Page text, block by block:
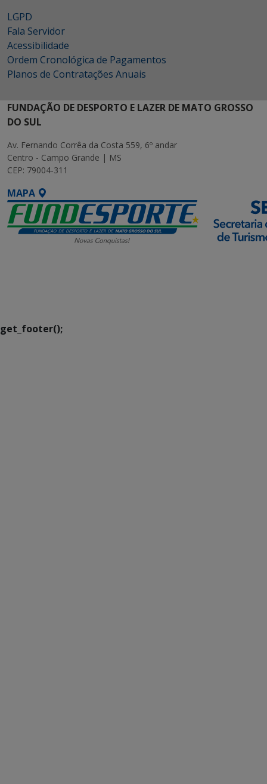
LGPD
Fala Servidor
Acessibilidade
Ordem Cronológica de Pagamentos
Planos de Contratações Anuais
FUNDAÇÃO DE DESPORTO E LAZER DE MATO GROSSO
DO SUL
Av. Fernando Corrêa da Costa 559, 6º andar
Centro - Campo Grande | MS
CEP: 79004-311
MAPA
get_footer();